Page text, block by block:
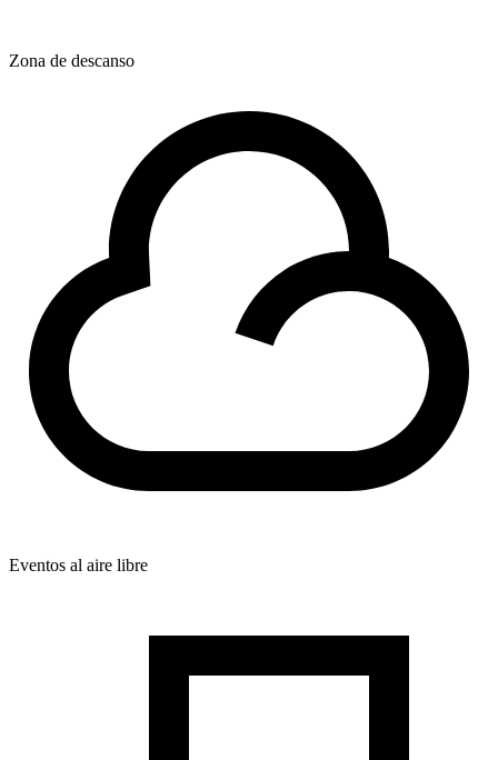
Zona de descanso
Eventos al aire libre